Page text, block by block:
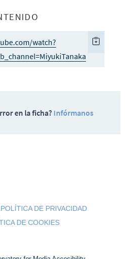
watch?
en la ficha?Infórmanos
POLÍTICA DE PRIVACIDAD
DE COOKIES